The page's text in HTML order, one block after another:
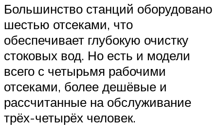
Большинство станций оборудовано
шестью отсеками, что
обеспечивает глубокую очистку
стоковых вод. Но есть и модели
всего с четырьмя рабочими
отсеками, более дешёвые и
рассчитанные на обслуживание
трёх-четырёх человек.